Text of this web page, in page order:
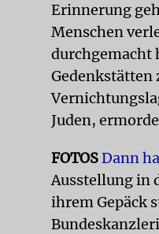
Erinnerung
Menschen
durchgemacht
Gedenkstätten
Juden,
FOTOSDann
Ausstellung in
ihrem Gepäck